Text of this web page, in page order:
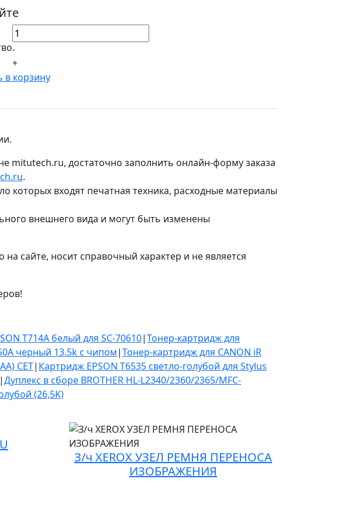
-
+
в корзину
mitutech.ru, достаточно заполнить онлайн-форму заказа
.
которых входят печатная техника, расходные материалы
внешнего вида и могут быть изменены
на сайте, носит справочный характер и не является
T714A белый для SC-70610|Тонер-картридж для
черный 13.5k с чипом|Тонер-картридж для CANON iR
CET| Картридж EPSON T6535 светло-голубой для Stylus
|Дуплекс в сборе BROTHER HL-L2340/2360/2365/MFC-
(26,5K)
З/ч XEROX УЗЕЛ РЕМНЯ ПЕРЕНОСА
ИЗОБРАЖЕНИЯ